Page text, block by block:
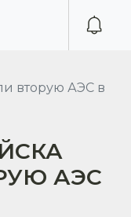
вторую АЭС в
АЭС